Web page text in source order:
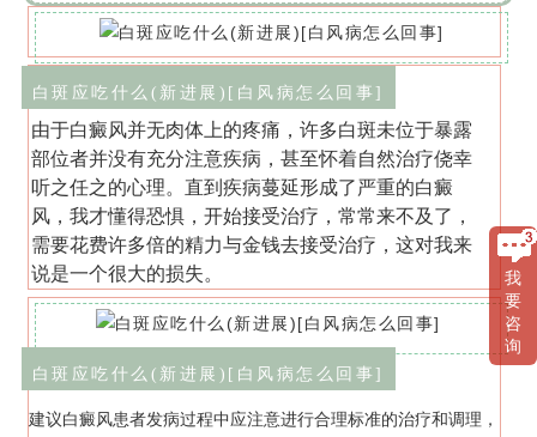
白斑应吃什么(新进展)[白风病怎么回事]
由于白癜风并无肉体上的疼痛，许多白斑未位于暴露
部位者并没有充分注意疾病，甚至怀着自然治疗侥幸
听之任之的心理。直到疾病蔓延形成了严重的白癜
风，我才懂得恐惧，开始接受治疗，常常来不及了，
需要花费许多倍的精力与金钱去接受治疗，这对我来
说是一个很大的损失。
白斑应吃什么(新进展)[白风病怎么回事]
建议白癜风患者发病过程中应注意进行合理标准的治疗和调理，
我
要
咨
询